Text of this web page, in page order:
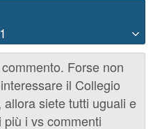
Forse non
il Collegio
siete tutti uguali e
i vs commenti